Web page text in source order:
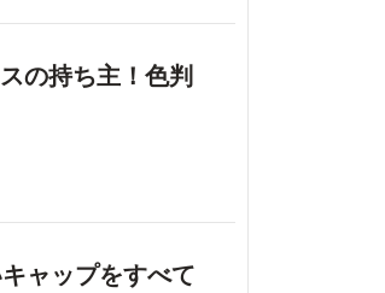
の持ち主！色判
ャップをすべて